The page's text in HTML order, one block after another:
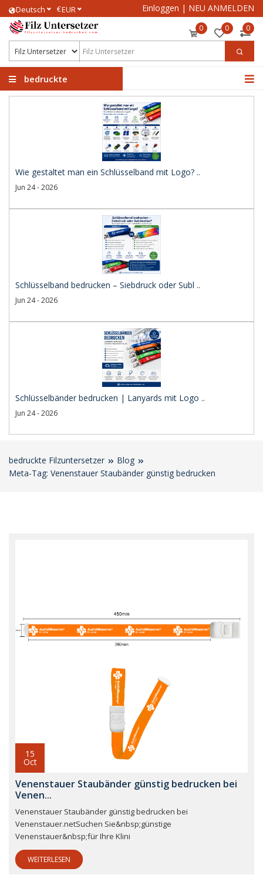
Deutsch €EUR Einloggen | NEU ANMELDEN
0 0 0
bedruckte
Wie gestaltet man ein Schlüsselband mit Logo? ..
Jun 24 - 2026
Schlüsselband bedrucken – Siebdruck oder Subl ..
Jun 24 - 2026
Schlüsselbänder bedrucken | Lanyards mit Logo ..
Jun 24 - 2026
bedruckte Filzuntersetzer
Blog
Meta-Tag: Venenstauer Staubänder günstig bedrucken
15
Oct
Venenstauer Staubänder günstig bedrucken bei
Venen...
Venenstauer Staubänder günstig bedrucken bei
Venenstauer.netSuchen Sie&nbsp;günstige
Venenstauer&nbsp;für Ihre Klini
WEITERLESEN